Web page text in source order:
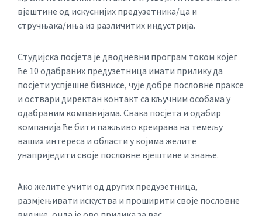
вјештине од искуснијих предузетника/ца и
стручњака/иња из различитих индустрија.
Студијска посјета је дводневни програм током којег
ће 10 одабраних предузетница имати прилику да
посјети успјешне бизнисе, чује добре пословне праксе
и оствари директан контакт са кључним особама у
одабраним компанијама. Свака посјета и одабир
компанија ће бити пажљиво креирана на темељу
ваших интереса и области у којима желите
унаприједити своје пословне вјештине и знање.
Ако желите учити од других предузетница,
размјењивати искуства и проширити своје пословне